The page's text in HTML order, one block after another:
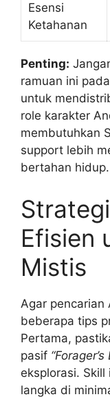
Esensi
Ketahanan
Penting:
ramuan ini
untuk
role karakter
membutuhkan
support lebih
bertahan hidup.
Efisien
Mistis
Agar pencarian
beberapa tips
Pertama,
pasif “Forager’s
eksplorasi.
langka di